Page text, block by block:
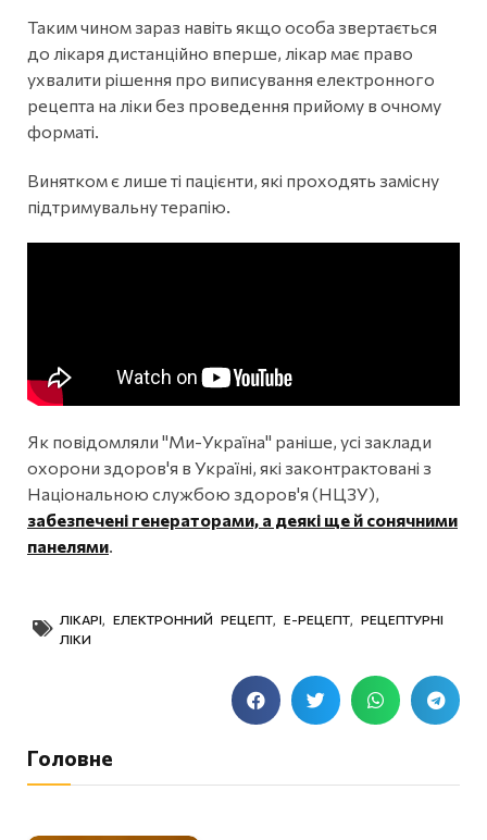
Таким чином зараз навіть якщо особа звертається
до лікаря дистанційно вперше, лікар має право
ухвалити рішення про виписування електронного
рецепта на ліки без проведення прийому в очному
форматі.
Винятком є лише ті пацієнти, які проходять замісну
підтримувальну терапію.
Як повідомляли "Ми-Україна" раніше, усі заклади
охорони здоров'я в Україні, які законтрактовані з
Національною службою здоров'я (НЦЗУ),
забезпечені генераторами, а деякі ще й сонячними
панелями
ЛІКАРІ ЕЛЕКТРОННИЙ РЕЦЕПТ Е-РЕЦЕПТ
РЕЦЕПТУРНІ
ЛІКИ
Головне